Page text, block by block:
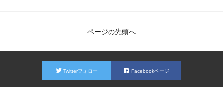
ページの先頭へ
Twitterフォロー Facebookページ